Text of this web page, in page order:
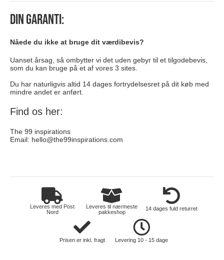
Din garanti:
Nåede du ikke at bruge dit værdibevis?
Uanset årsag, så ombytter vi det uden gebyr til et tilgodebevis,
som du kan bruge på et af vores 3 sites.
Du har naturligvis altid 14 dages fortrydelsesret på dit køb med
mindre andet er anført.
Find os her:
The 99 inspirations
Email: hello@the99inspirations.com
Leveres med Post
Nord
Leveres til nærmeste
pakkeshop
14 dages fuld returret
Prisen er inkl. fragt Levering 10 - 15 dage